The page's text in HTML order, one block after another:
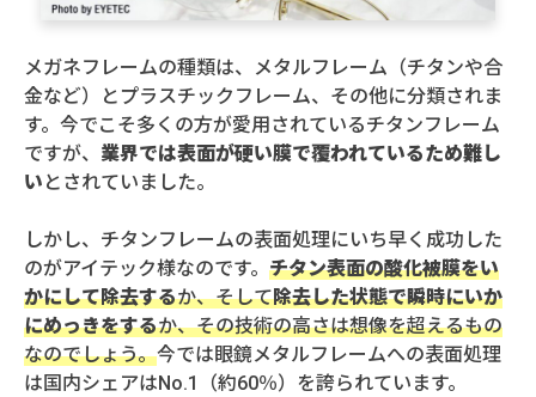
メガネフレームの種類は、メタルフレーム（チタンや合
金など）とプラスチックフレーム、その他に分類されま
す。今でこそ多くの方が愛用されているチタンフレーム
ですが、 業界では表面が硬い膜で覆われているため難し
い とされていました。
しかし、チタンフレームの表面処理にいち早く成功した
のがアイテック様なのです。 チタン表面の酸化被膜をい
かにして除去するか、そして除去した状態で瞬時にいか
にめっきをするか、その技術の高さは想像を超えるもの
なのでしょう。今では眼鏡メタルフレームへの表面処理
は国内シェアはNo.1（約60％）を誇られています。